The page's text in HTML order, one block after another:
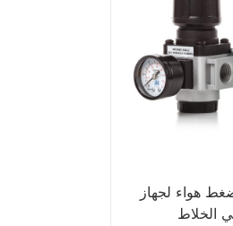
هواء لجهاز
الخلاط